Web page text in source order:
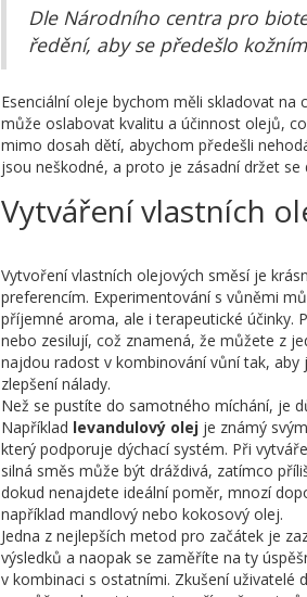
Dle Národního centra pro
ředění, aby se předešlo
Esenciální oleje bychom měli skladovat
může oslabovat kvalitu a účinnost olejů,
mimo dosah dětí, abychom předešli
jsou neškodné, a proto je zásadní držet
Vytváření vlastních
Vytvoření vlastních olejových směsí je
preferencím. Experimentování s vůněmi
příjemné aroma, ale i terapeutické účinky.
nebo zesilují, což znamená, že můžete z
najdou radost v kombinování vůní tak,
zlepšení nálady.
Než se pustíte do samotného míchání, je
Například levandulový olej je známý
který podporuje dýchací systém. Při
silná směs může být dráždivá, zatímco
dokud nenajdete ideální poměr, mnozí
například mandlový nebo kokosový olej.
Jedna z nejlepších metod pro začátek je
výsledků a naopak se zaměříte na ty
v kombinaci s ostatními. Zkušení